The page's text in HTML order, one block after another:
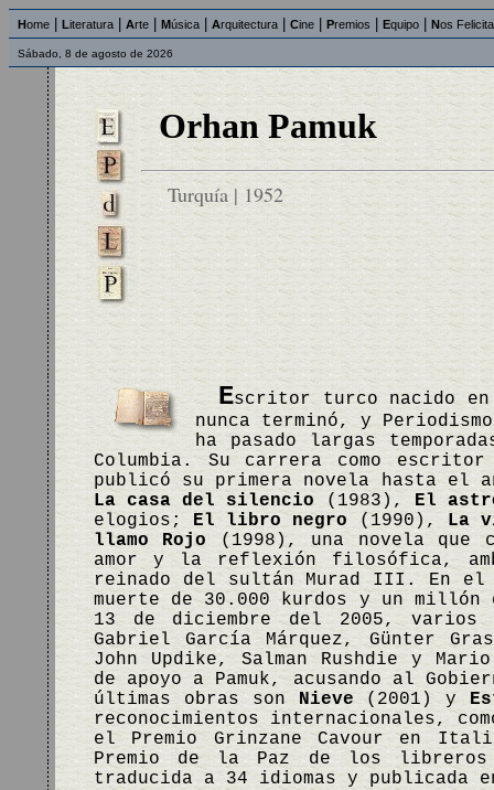
Home Literatura Arte Música Arquitectura Cine Premios Equipo Nos
Sábado, 8 de agosto de 2026
Orhan Pamuk
Turquía | 1952
Escritor turco nacido
nunca terminó, y
ha pasado largas
Columbia. Su carrera como
publicó su primera novela hasta el
La casa del silencio (1983), El
elogios; El libro negro (1990), La
llamo Rojo (1998), una novela
amor y la reflexión filosófica,
reinado del sultán Murad III. En el
muerte de 30.000 kurdos y un
13 de diciembre del 2005, varios
Gabriel García Márquez, Günter
John Updike, Salman Rushdie y
de apoyo a Pamuk, acusando al
últimas obras son Nieve(2001) y
reconocimientos internacionales,
el Premio Grinzane Cavour en
Premio de la Paz de los libreros
traducida a 34 idiomas y publicada